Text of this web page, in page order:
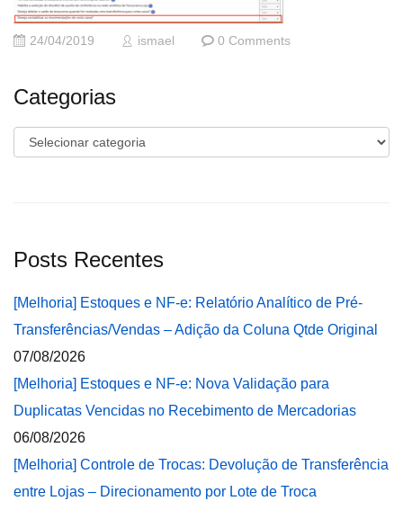
24/04/2019 ismael 0 Comments
Categorias
Categorias
Posts Recentes
[Melhoria] Estoques e NF-e: Relatório Analítico de Pré-
Transferências/Vendas – Adição da Coluna Qtde Original
07/08/2026
[Melhoria] Estoques e NF-e: Nova Validação para
Duplicatas Vencidas no Recebimento de Mercadorias
06/08/2026
[Melhoria] Controle de Trocas: Devolução de Transferência
entre Lojas – Direcionamento por Lote de Troca